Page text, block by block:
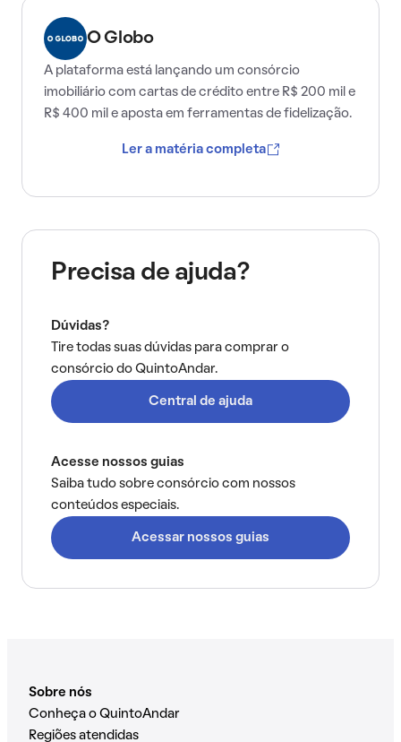
O Globo
A plataforma está lançando um consórcio
imobiliário com cartas de crédito entre R$ 200 mil e
R$ 400 mil e aposta em ferramentas de fidelização.
Ler a matéria completa
Precisa de ajuda?
Dúvidas?
Tire todas suas dúvidas para comprar o
consórcio do QuintoAndar.
Central de ajuda
Acesse nossos guias
Saiba tudo sobre consórcio com nossos
conteúdos especiais.
Acessar nossos guias
Sobre nós
Conheça o QuintoAndar
Regiões atendidas